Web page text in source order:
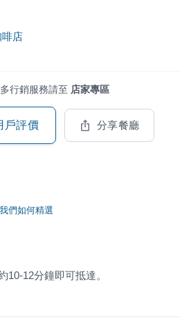
啡店
行銷服務請至 店家專區
戶評價 分享餐廳
們如何精選
12分鐘即可抵達。